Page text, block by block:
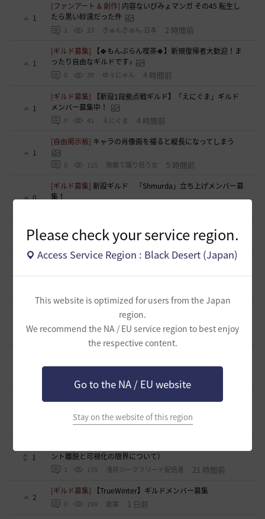
Please check your service region.
Access Service Region : Black Desert (Japan)
This website is optimized for users from the Japan
region.
We recommend the NA / EU service region to best enjoy
the respective content.
Go to the NA / EU website
Stay on the website of this region
1
[ファンアート & 創作] 内容ないびみょマンガ その45 転生し
たら黒い砂漠だった件
1 23 きゅんきゅん-日本 2 時間前
1
[ギルド募集]
【🍀もんぶらん喫茶🍀】新規復帰者大歓迎！ま
ったり自由なギルドです♪
0 39 ゆぅにゃん 4 時間前
1
[ギルド募集]
【新設1段拠点戦ギルド】「えにぐま」ギルド
メンバー募集中！
0 41 えにぐま 4 時間前
1
[自由掲示板] キャラの肖像画を撮ると縦長になってしまう
0 115 無敵で踊り狂う女 5 時間前
0
[ギルド募集]新設ギルド 「Shmurda」立ち上げメンバー募
集！
0
[自由掲示板]デヴォレカアクセサリーの使い道
tanupon 10 時間前
0
挨拶文か
【サンセットノヴァ】敷居が低い生活系(航海)
ギルド お気楽に冒険メンバー募集中♫
0 86 Iroly-日本 15 時間前
御力750達成」例を積み上げ計算してみました
123 浅井ジークフリード配信者
[ギルド募集]スキル共有・基本無言ギルド【無為無想】メン
157 とりぐな 20 時間前
1
ント離脱と可視化の限界について）
1 170 浅井ジークフリード配信者 21 時間前
2
[ギルド募集] 【TrueWinter】ギルドメンバー募集
0 199 倉葉 1 日前